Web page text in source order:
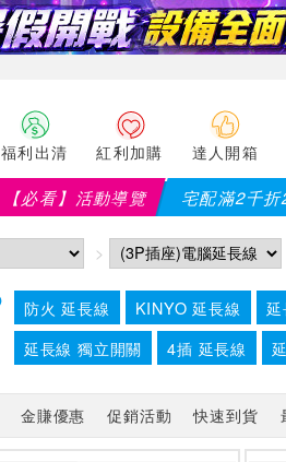
福利出清 紅利加購 達人開箱
【必看】活動導覽 宅配滿2千折
防火 延長線 KINYO 延長線
延長線 獨立開關
4插 延長線
金賺優惠 促銷活動 快速到貨